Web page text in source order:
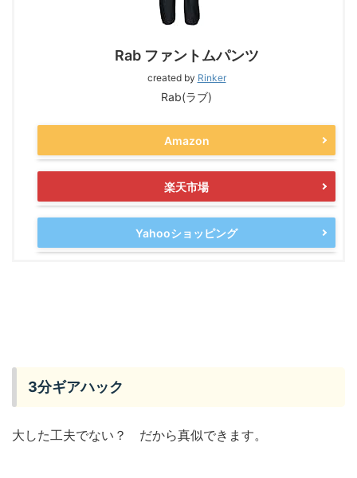
Rab ファントムパンツ
created by Rinker
Rab(ラブ)
Amazon
楽天市場
Yahooショッピング
3分ギアハック
大した工夫でない？ だから真似できます。